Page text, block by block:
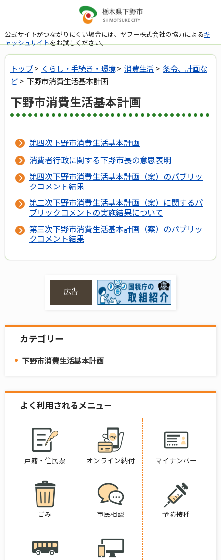
公式サイトがつながりにくい場合には、ヤフー株式会社の協力によるキ
ャッシュサイトをお試しください。
トップ> くらし・手続き・環境> 消費生活> 条令、計画な
ど> 下野市消費生活基本計画
下野市消費生活基本計画
第四次下野市消費生活基本計画
消費者行政に関する下野市長の意思表明
第四次下野市消費生活基本計画（案）のパブリッ
クコメント結果
第二次下野市消費生活基本計画（案）に関するパ
ブリックコメントの実施結果について
第三次下野市消費生活基本計画（案）のパブリッ
クコメント結果
広告
カテゴリー
下野市消費生活基本計画
よく利用されるメニュー
戸籍・住民票 オンライン納付 マイナンバー
ごみ 市民相談 予防接種